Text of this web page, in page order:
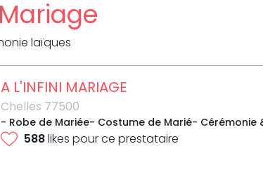
laïques
A L'INFINI MARIAGE
Chelles 77500
- Robe de Mariée- Costume de Marié- Cérémonie
588likes pour ce prestataire